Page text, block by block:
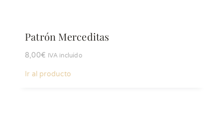
Patrón Merceditas
8,00€ IVA incluído
Ir al producto